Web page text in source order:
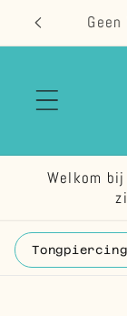
naar de
content
Welkom